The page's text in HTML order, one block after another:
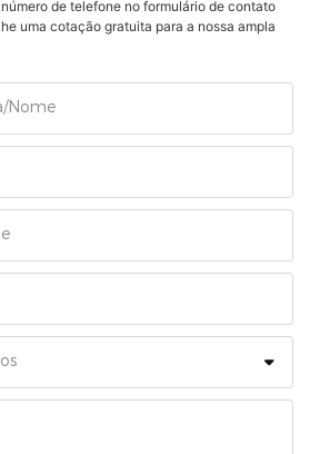
de telefone no formulário de contato
uma cotação gratuita para a nossa ampla
Nome